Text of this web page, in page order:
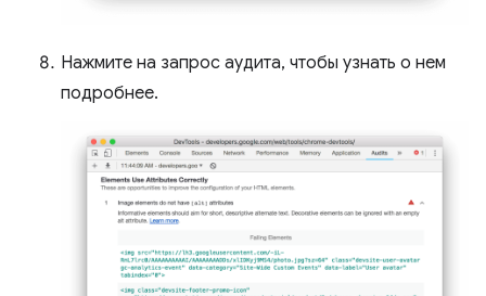
Нажмите на запрос аудита, чтобы узнать о нем
подробнее.